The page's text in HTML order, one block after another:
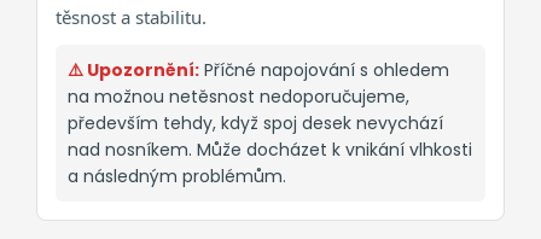
těsnost a stabilitu.
⚠️ Upozornění: Příčné napojování s ohledem
na možnou netěsnost nedoporučujeme,
především tehdy, když spoj desek nevychází
nad nosníkem. Může docházet k vnikání vlhkosti
a následným problémům.